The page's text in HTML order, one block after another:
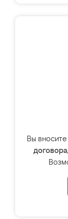
Вы
договора